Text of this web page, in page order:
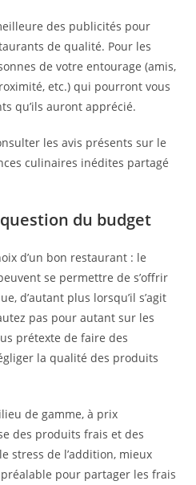
des publicités pour
de qualité. Pour les
de votre entourage (amis,
etc.) qui pourront vous
qu’ils auront apprécié.
les avis présents sur le
culinaires inédites partagé
du budget
d’un bon restaurant : le
se permettre de s’offrir
d’autant plus lorsqu’il s’agit
pas pour autant sur les
prétexte de faire des
la qualité des produits
de gamme, à prix
des produits frais et des
stress de l’addition, mieux
pour partager les frais